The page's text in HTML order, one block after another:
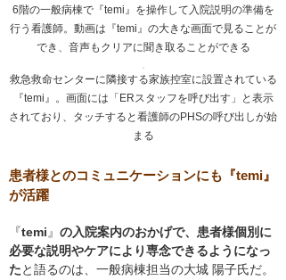
6階の一般病棟で『temi』を操作して入院説明の準備を
行う看護師。動画は『temi』の大きな画面で見ることが
でき、音声もクリアに聞き取ることができる
救急救命センターに隣接する家族控室に設置されている
『temi』。画面には「ERスタッフを呼び出す」と表示
されており、タッチすると看護師のPHSの呼び出しが始
まる
患者様とのコミュニケーションにも『temi』
が活躍
『temi 』 の入院案内のおかげで、患者様個別に
必要な説明やケアにより専念できるようになっ
たと語るのは、一般病棟担当の大城 陽子氏だ。